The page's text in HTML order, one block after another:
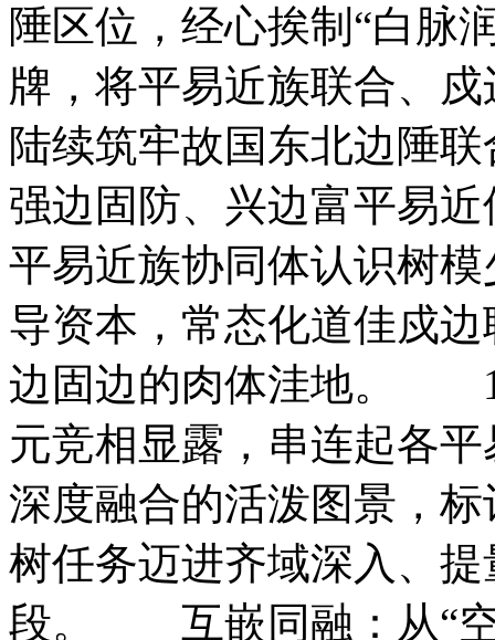
陲区位，经心挨制“白脉
牌，将平易近族联合、
陆续筑牢故国东北边
强边固防、兴边富平易
平易近族协同体认识树
导资本，常态化道佳戍
边固边的肉体洼地。 1
元竞相显露，串连起各
深度融合的活泼图景，
树任务迈进齐域深入、
段。 互嵌同融：从“